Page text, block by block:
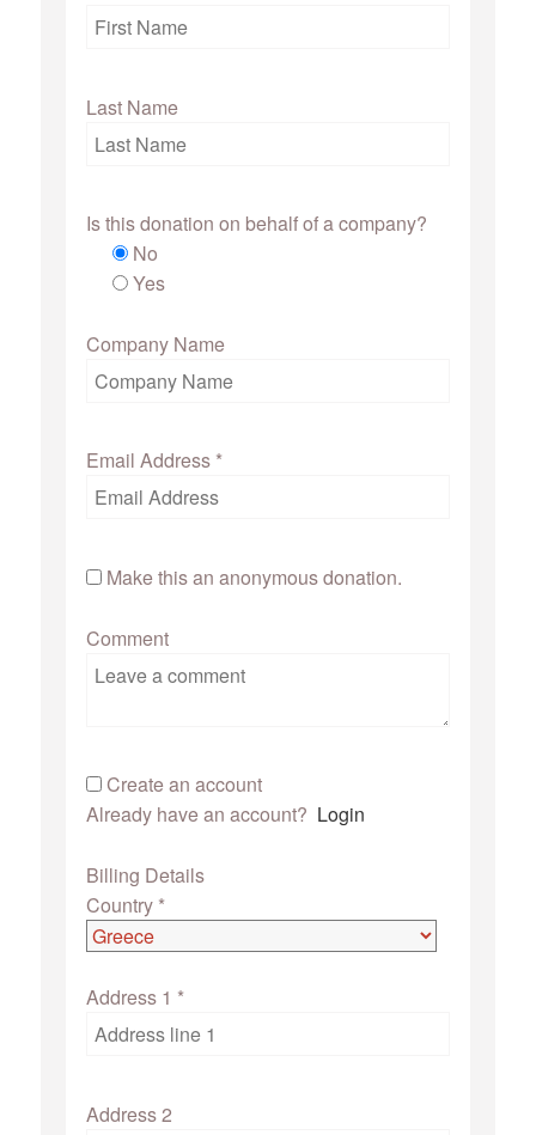
Last Name
Is this donation on behalf of a company?
No
Yes
Company Name
Email Address *
Make this an anonymous donation.
Comment
Create an account
Already have an account? Login
Billing Details
Country *
Address 1 *
Address 2